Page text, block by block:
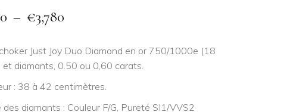
– €3,780
Just Joy Duo Diamond en or 750/1000e (18
et diamants, 0.50 ou 0,60 carats.
: 38 à 42 centimètres.
des diamants : Couleur F/G, Pureté SI1/VVS2